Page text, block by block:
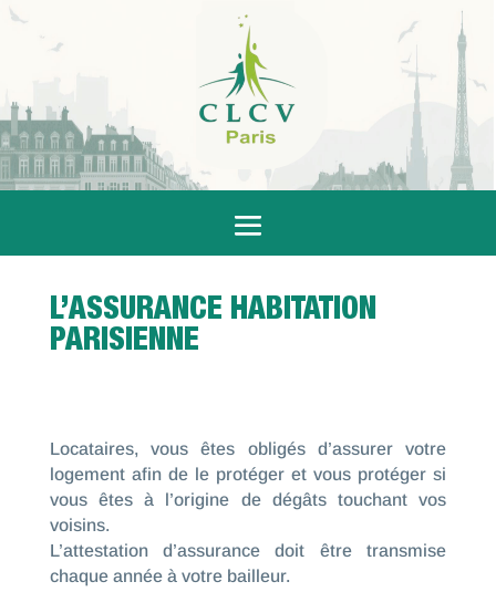
L’ASSURANCE HABITATION
PARISIENNE
Locataires, vous êtes obligés d’assurer votre
logement afin de le protéger et vous protéger si
vous êtes à l’origine de dégâts touchant vos
voisins.
L’attestation d’assurance doit être transmise
chaque année à votre bailleur.